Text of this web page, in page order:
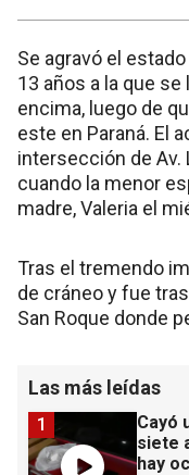
Se agravó el
13 años a la que
encima, luego de
este en Paraná. El
intersección de Av.
cuando la menor
madre, Valeria el
Tras el tremendo
de cráneo y fue
San Roque donde
Las más leídas
Cayó
siete
hay
1